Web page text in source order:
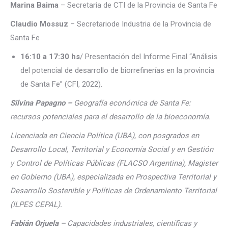
Marina Baima – Secretaria de CTI de la Provincia de Santa Fe
Claudio Mossuz – Secretariode Industria de la Provincia de
Santa Fe
16:10 a 17:30 hs/ Presentación del Informe Final “Análisis
del potencial de desarrollo de biorrefinerías en la provincia
de Santa Fe” (CFI, 2022).
Silvina Papagno – Geografía económica de Santa Fe:
recursos potenciales para el desarrollo de la bioeconomía.
Licenciada en Ciencia Política (UBA), con posgrados en
Desarrollo Local, Territorial y Economía Social y en Gestión
y Control de Políticas Públicas (FLACSO Argentina), Magister
en Gobierno (UBA), especializada en Prospectiva Territorial y
Desarrollo Sostenible y Políticas de Ordenamiento Territorial
(ILPES CEPAL).
Fabián Orjuela – Capacidades industriales, científicas y